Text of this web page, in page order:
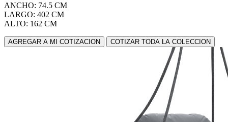
ANCHO: 74.5 CM
LARGO: 402 CM
ALTO: 162 CM
AGREGAR A MI COTIZACION COTIZAR TODA LA COLECCION